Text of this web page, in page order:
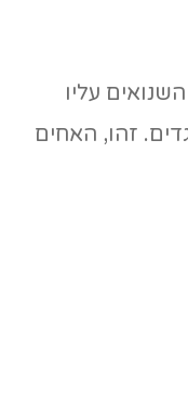
עליו
יצאו המצרים לרחובות ב 30 ביולי 2013 וגירשו את הבוגדים. זהו, האחים